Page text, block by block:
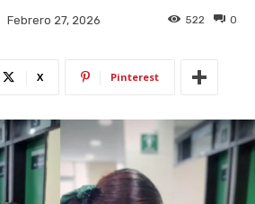
Febrero 27, 2026 0
522
X Pinterest